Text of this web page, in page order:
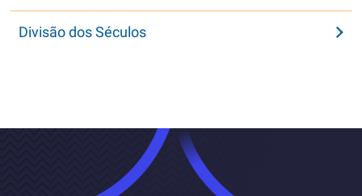
Divisão dos Séculos